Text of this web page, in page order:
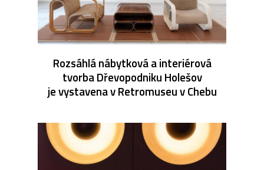
Rozsáhlá nábytková a interiérová
tvorba Dřevopodniku Holešov
je vystavena v Retromuseu v Chebu